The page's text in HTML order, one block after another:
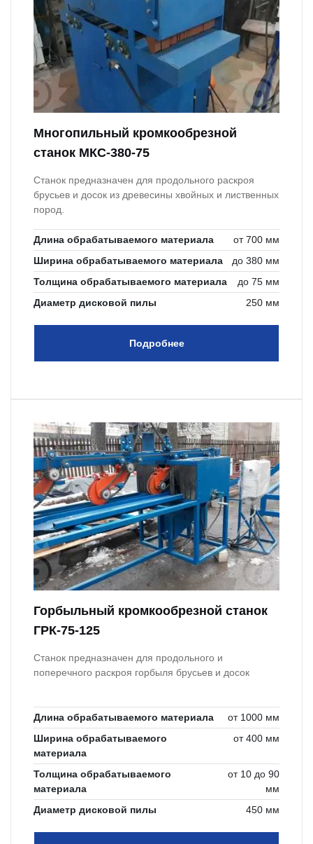
Многопильный кромкообрезной
станок МКС-380-75
Станок предназначен для продольного раскроя
брусьев и досок из древесины хвойных и лиственных
пород.
Длина обрабатываемого материала
от 700 мм
Ширина обрабатываемого материала
до 380 мм
Толщина обрабатываемого материала
до 75 мм
Диаметр дисковой пилы
250 мм
Подробнее
Горбыльный кромкообрезной станок
ГРК-75-125
Станок предназначен для продольного и
поперечного раскроя горбыля брусьев и досок
Длина обрабатываемого материала
от 1000 мм
Ширина обрабатываемого
материала
от 400 мм
Толщина обрабатываемого
материала
от 10 до 90
мм
Диаметр дисковой пилы
450 мм